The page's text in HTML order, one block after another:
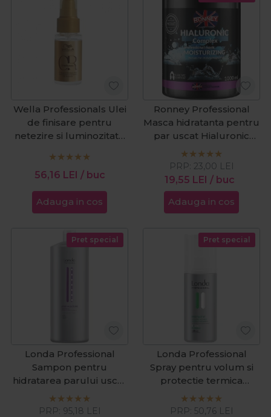
Wella Professionals Ulei
de finisare pentru
netezire si luminozitate
56,16 LEI / buc
Adauga in cos
Ronney Professional
Masca hidratanta pentru
par uscat Hialuronic
Complex 1000ml
19,55 LEI / buc
PRP: 23,00 LEI
Adauga in cos
Pret special
Londa Professional
Sampon pentru
hidratarea parului uscat
Deep Moisture 1000ml
PRP: 95,18 LEI
Pret special
Londa Professional
Spray pentru volum si
protectie termica
Protect It 150ml
PRP: 50,76 LEI